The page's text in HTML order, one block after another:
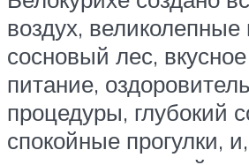
воздух, великолепные
сосновый лес,
питание,
процедуры, глубокий
спокойные прогулки,